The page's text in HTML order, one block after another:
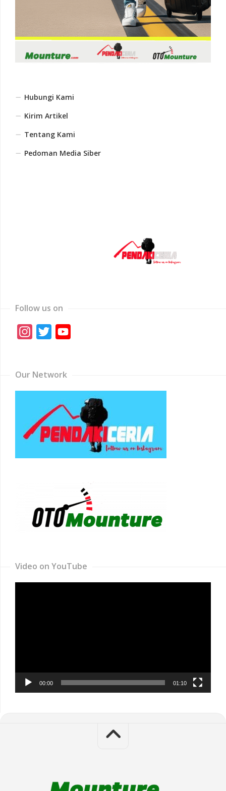
Hubungi Kami
Kirim Artikel
Tentang Kami
Pedoman Media Siber
Follow us on
Instagram
Twitter
Our Network
Video on YouTube
00:00 01:10